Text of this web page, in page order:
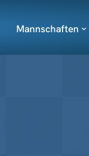
Mannschaften